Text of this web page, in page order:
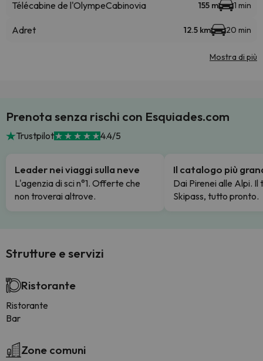
Télécabine de l'OlympeCabinovia 155 m 1 min
Adret 12.5 km 20 min
Mostra di più
Prenota senza rischi con Esquiades.com
Trustpilot 4.4/5
Leader nei viaggi sulla neve
L'agenzia di sci n°1. Offerte che
non troverai altrove.
Il catalogo più
Dai Pirenei alle Alpi. Il
Skipass, tutto pronto.
Strutture e servizi
Ristorante
Ristorante
Bar
Zone comuni